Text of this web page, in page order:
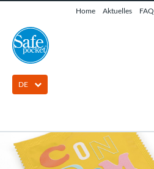
Home Aktuelles FAQ
DE